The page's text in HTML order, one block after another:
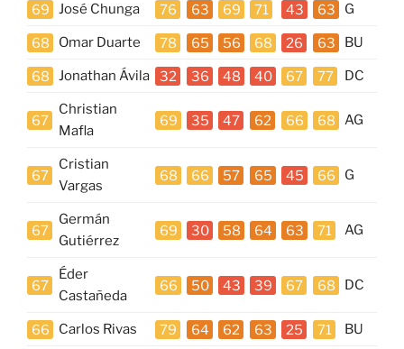
69 José Chunga 76 63 69 71 43 63 G
68 Omar Duarte 78 65 56 68 26 63 BU
68 Jonathan Ávila 32 36 48 40 67 77 DC
67
Christian
Mafla
69 35 47 62 66 68 AG
67
Cristian
Vargas
68 66 57 65 45 66 G
67
Germán
Gutiérrez
69 30 58 64 63 71 AG
67
Éder
Castañeda
66 50 43 39 67 68 DC
66 Carlos Rivas 79 64 62 63 25 71 BU